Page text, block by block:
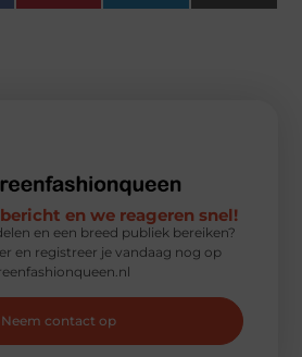
en we reageren snel!
en een breed publiek bereiken?
en registreer je vandaag nog op
Neem contact op